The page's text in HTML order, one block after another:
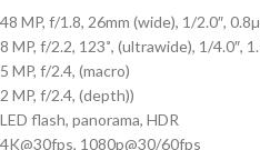
48 MP, f/1.8, 26mm (wide), 1/2.0″,
8 MP, f/2.2, 123˚, (ultrawide), 1/4.0″,
5 MP, f/2.4, (macro)
2 MP, f/2.4, (depth))
LED flash, panorama, HDR
4K@30fps, 1080p@30/60fps